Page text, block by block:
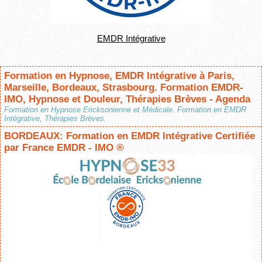
EMDR Intégrative
Formation en Hypnose, EMDR Intégrative à Paris,
Marseille, Bordeaux, Strasbourg. Formation EMDR-
IMO, Hypnose et Douleur, Thérapies Brèves - Agenda
Formation en Hypnose Ericksonienne et Médicale. Formation en EMDR
Intégrative, Thérapies Brèves.
BORDEAUX: Formation en EMDR Intégrative Certifiée
par France EMDR - IMO ®